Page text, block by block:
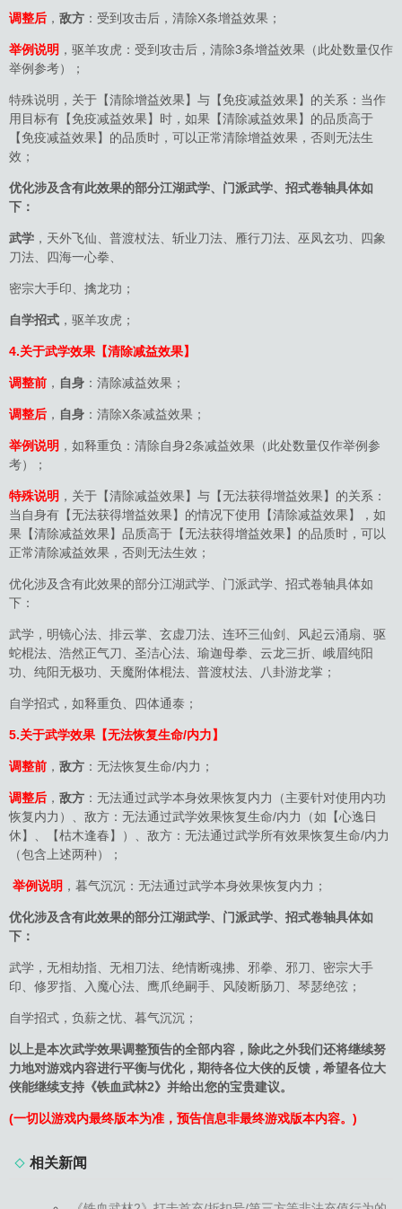
调整后 ， 敌方 ：受到攻击后，清除X条增益效果；
举例说明 ，驱羊攻虎：受到攻击后，清除3条增益效果（此处数量仅作
举例参考）；
特殊说明，关于【清除增益效果】与【免疫减益效果】的关系：当作
用目标有【免疫减益效果】时，如果【清除减益效果】的品质高于
【免疫减益效果】的品质时，可以正常清除增益效果，否则无法生
效；
优化涉及含有此效果的部分江湖武学、门派武学、招式卷轴具体如
下：
武学 ，天外飞仙、普渡杖法、斩业刀法、雁行刀法、巫凤玄功、四象
刀法、四海一心拳、
密宗大手印、擒龙功；
自学招式 ，驱羊攻虎；
4.关于武学效果【清除减益效果】
调整前 ， 自身 ：清除减益效果；
调整后 ， 自身 ：清除X条减益效果；
举例说明 ，如释重负：清除自身2条减益效果（此处数量仅作举例参
考）；
特殊说明 ，关于【清除减益效果】与【无法获得增益效果】的关系：
当自身有【无法获得增益效果】的情况下使用【清除减益效果】，如
果【清除减益效果】品质高于【无法获得增益效果】的品质时，可以
正常清除减益效果，否则无法生效；
优化涉及含有此效果的部分江湖武学、门派武学、招式卷轴具体如
下：
武学，明镜心法、排云掌、玄虚刀法、连环三仙剑、风起云涌扇、驱
蛇棍法、浩然正气刀、圣洁心法、瑜迦母拳、云龙三折、峨眉纯阳
功、纯阳无极功、天魔附体棍法、普渡杖法、八卦游龙掌；
自学招式，如释重负、四体通泰；
5.关于武学效果【无法恢复生命/内力】
调整前 ， 敌方 ：无法恢复生命/内力；
调整后 ， 敌方 ：无法通过武学本身效果恢复内力（主要针对使用内功
恢复内力）、敌方：无法通过武学效果恢复生命/内力（如【心逸日
休】、【枯木逢春】）、敌方：无法通过武学所有效果恢复生命/内力
（包含上述两种）；
举例说明 ，暮气沉沉：无法通过武学本身效果恢复内力；
优化涉及含有此效果的部分江湖武学、门派武学、招式卷轴具体如
下：
武学，无相劫指、无相刀法、绝情断魂拂、邪拳、邪刀、密宗大手
印、修罗指、入魔心法、鹰爪绝嗣手、风陵断肠刀、琴瑟绝弦；
自学招式，负薪之忧、暮气沉沉；
以上是本次武学效果调整预告的全部内容，除此之外我们还将继续努
力地对游戏内容进行平衡与优化，期待各位大侠的反馈，希望各位大
侠能继续支持《铁血武林2》并给出您的宝贵建议。
(一切以游戏内最终版本为准，预告信息非最终游戏版本内容。)
相关新闻